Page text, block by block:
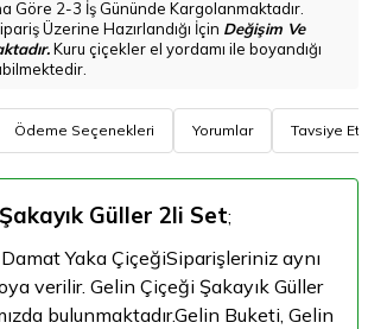
Göre 2-3 İş Gününde Kargolanmaktadır.
Üzerine Hazırlandığı İçin Değişim Ve
Kuru çiçekler el yordamı ile boyandığı
Ödeme Seçenekleri Yorumlar Tavsiye Et
Güller 2li Set;
Yaka ÇiçeğiSiparişleriniz aynı
verilir. Gelin Çiçeği Şakayık Güller
bulunmaktadır.Gelin Buketi, Gelin